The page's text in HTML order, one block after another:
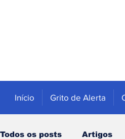
Início Grito de Alerta
Todos os posts Artigos